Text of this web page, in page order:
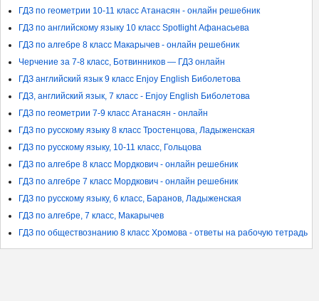
ГДЗ по геометрии 10-11 класс Атанасян - онлайн решебник
ГДЗ по английскому языку 10 класс Spotlight Афанасьева
ГДЗ по алгебре 8 класс Макарычев - онлайн решебник
Черчение за 7-8 класс, Ботвинников — ГДЗ онлайн
ГДЗ английский язык 9 класс Enjoy English Биболетова
ГДЗ, английский язык, 7 класс - Enjoy English Биболетова
ГДЗ по геометрии 7-9 класс Атанасян - онлайн
ГДЗ по русскому языку 8 класс Тростенцова, Ладыженская
ГДЗ по русскому языку, 10-11 класс, Гольцова
ГДЗ по алгебре 8 класс Мордкович - онлайн решебник
ГДЗ по алгебре 7 класс Мордкович - онлайн решебник
ГДЗ по русскому языку, 6 класс, Баранов, Ладыженская
ГДЗ по алгебре, 7 класс, Макарычев
ГДЗ по обществознанию 8 класс Хромова - ответы на рабочую тетрадь